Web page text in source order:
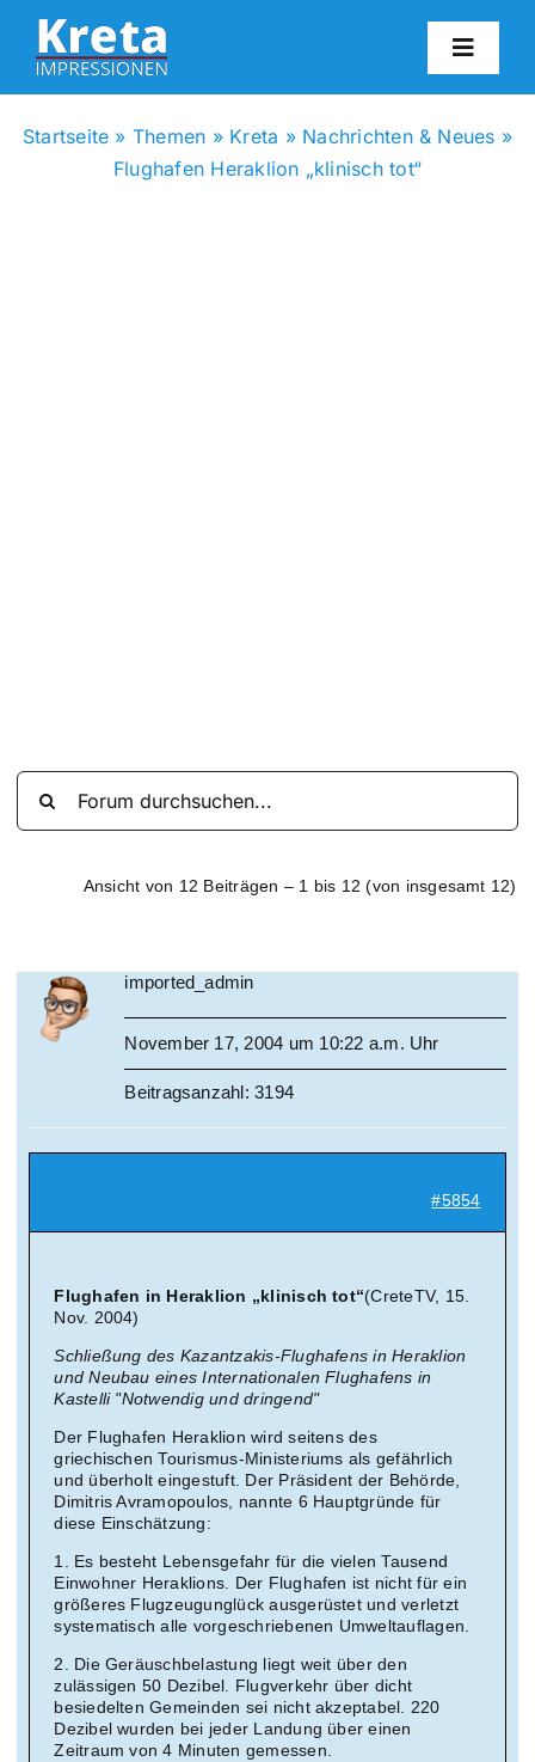
Zum
Inhalt
springen
Startseite » Themen » Kreta » Nachrichten & Neues »
Flughafen Heraklion „klinisch tot“
Ansicht von 12 Beiträgen – 1 bis 12 (von insgesamt 12)
imported_admin
November 17, 2004 um 10:22 a.m. Uhr
Beitragsanzahl: 3194
#5854
Flughafen in Heraklion „klinisch tot“(CreteTV, 15.
Nov. 2004)
Schließung des Kazantzakis-Flughafens in Heraklion
und Neubau eines Internationalen Flughafens in
Kastelli "Notwendig und dringend"
Der Flughafen Heraklion wird seitens des
griechischen Tourismus-Ministeriums als gefährlich
und überholt eingestuft. Der Präsident der Behörde,
Dimitris Avramopoulos, nannte 6 Hauptgründe für
diese Einschätzung:
1. Es besteht Lebensgefahr für die vielen Tausend
Einwohner Heraklions. Der Flughafen ist nicht für ein
größeres Flugzeugunglück ausgerüstet und verletzt
systematisch alle vorgeschriebenen Umweltauflagen.
2. Die Geräuschbelastung liegt weit über den
zulässigen 50 Dezibel. Flugverkehr über dicht
besiedelten Gemeinden sei nicht akzeptabel. 220
Dezibel wurden bei jeder Landung über einen
Zeitraum von 4 Minuten gemessen.